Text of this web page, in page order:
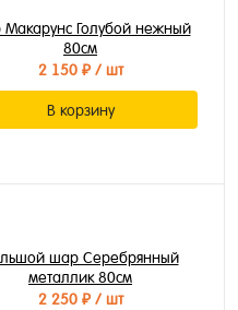
Голубой нежный
80см
2 150 ₽/ шт
В корзину
шар Серебрянный
металлик 80см
2 250 ₽/ шт